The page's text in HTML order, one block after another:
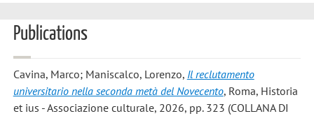
Publications
Cavina, Marco; Maniscalco, Lorenzo, Il reclutamento
universitario nella seconda metà del Novecento, Roma, Historia
et ius - Associazione culturale, 2026, pp. 323 (COLLANA DI